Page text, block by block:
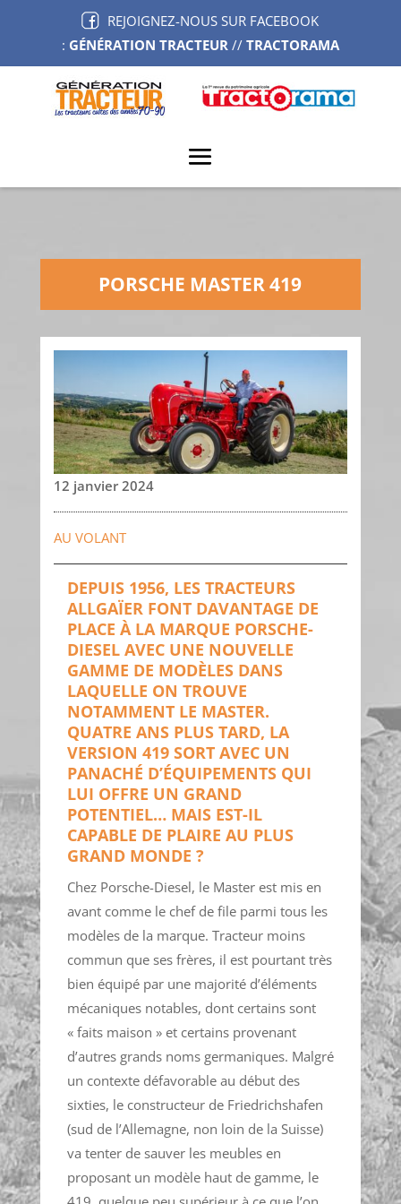
REJOIGNEZ-NOUS SUR FACEBOOK
: GÉNÉRATION TRACTEUR// TRACTORAMA
PORSCHE MASTER 419
12 janvier 2024
AU VOLANT
DEPUIS 1956, LES TRACTEURS
ALLGAÏER FONT DAVANTAGE DE
PLACE À LA MARQUE PORSCHE-
DIESEL AVEC UNE NOUVELLE
GAMME DE MODÈLES DANS
LAQUELLE ON TROUVE
NOTAMMENT LE MASTER.
QUATRE ANS PLUS TARD, LA
VERSION 419 SORT AVEC UN
PANACHÉ D’ÉQUIPEMENTS QUI
LUI OFFRE UN GRAND
POTENTIEL… MAIS EST-IL
CAPABLE DE PLAIRE AU PLUS
GRAND MONDE ?
Chez Porsche-Diesel, le Master est mis en
avant comme le chef de file parmi tous les
modèles de la marque. Tracteur moins
commun que ses frères, il est pourtant très
bien équipé par une majorité d’éléments
mécaniques notables, dont certains sont
« faits maison » et certains provenant
d’autres grands noms germaniques. Malgré
un contexte défavorable au début des
sixties, le constructeur de Friedrichshafen
(sud de l’Allemagne, non loin de la Suisse)
va tenter de sauver les meubles en
proposant un modèle haut de gamme, le